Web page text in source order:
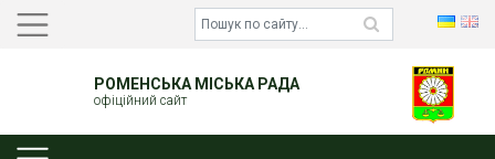
РОМЕНСЬКА МІСЬКА РАДА
офіційний сайт